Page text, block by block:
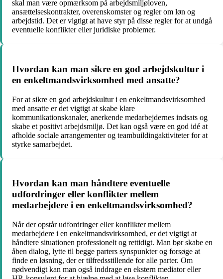
skal man være opmærksom på arbejdsmiljøloven,
ansættelseskontrakter, overenskomster og regler om løn og
arbejdstid. Det er vigtigt at have styr på disse regler for at undgå
eventuelle konflikter eller juridiske problemer.
Hvordan kan man sikre en god arbejdskultur i
en enkeltmandsvirksomhed med ansatte?
For at sikre en god arbejdskultur i en enkeltmandsvirksomhed
med ansatte er det vigtigt at skabe klare
kommunikationskanaler, anerkende medarbejdernes indsats og
skabe et positivt arbejdsmiljø. Det kan også være en god idé at
afholde sociale arrangementer og teambuildingaktiviteter for at
styrke samarbejdet.
Hvordan kan man håndtere eventuelle
udfordringer eller konflikter mellem
medarbejdere i en enkeltmandsvirksomhed?
Når der opstår udfordringer eller konflikter mellem
medarbejdere i en enkeltmandsvirksomhed, er det vigtigt at
håndtere situationen professionelt og rettidigt. Man bør skabe en
åben dialog, lytte til begge parters synspunkter og forsøge at
finde en løsning, der er tilfredsstillende for alle parter. Om
nødvendigt kan man også inddrage en ekstern mediator eller